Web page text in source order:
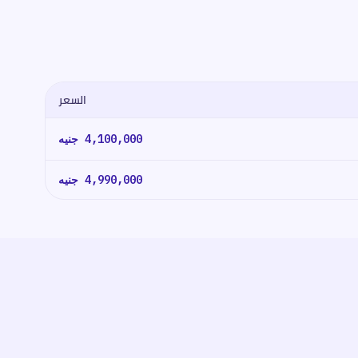
السعر
4,100,000 جنيه
4,990,000 جنيه